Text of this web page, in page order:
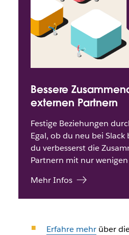
Bessere
externen Partnern
Festige Beziehungen
Egal, ob du neu bei
du verbesserst die
Partnern mit nur wenigen
Mehr Infos
Erfahre mehrüber